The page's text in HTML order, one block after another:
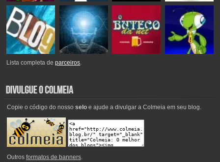
Lista completa deparceiros.
Copie o código do nosso seloe ajude a divulgar a Colmeia em seu blog.
Outros formatos de banners.